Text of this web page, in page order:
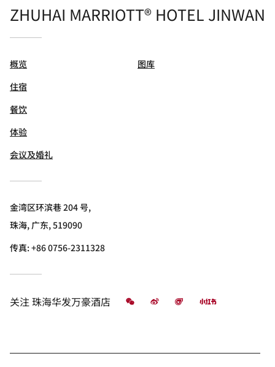
ZHUHAI MARRIOTT® HOTEL JINWAN
概览
住宿
餐饮
体验
会议及婚礼
图库
金湾区环滨巷 204 号,
珠海, 广东, 519090
传真:+86 0756-2311328
关注 珠海华发万豪酒店 微信 微博 飞猪 小红书